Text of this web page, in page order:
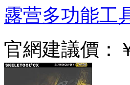
露营多功能工
官網建議價：